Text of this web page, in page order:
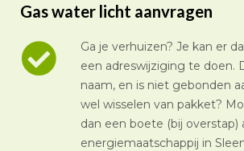
Gas water licht aanvragen
Ga je verhuizen? Je kan er
een adreswijziging te doen.
naam, en is niet gebonden
wel wisselen van pakket?
dan een boete (bij overstap)
energiemaatschappij in